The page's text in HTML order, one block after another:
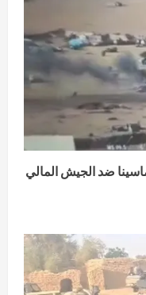
وماسينا ضد الجيش المالي